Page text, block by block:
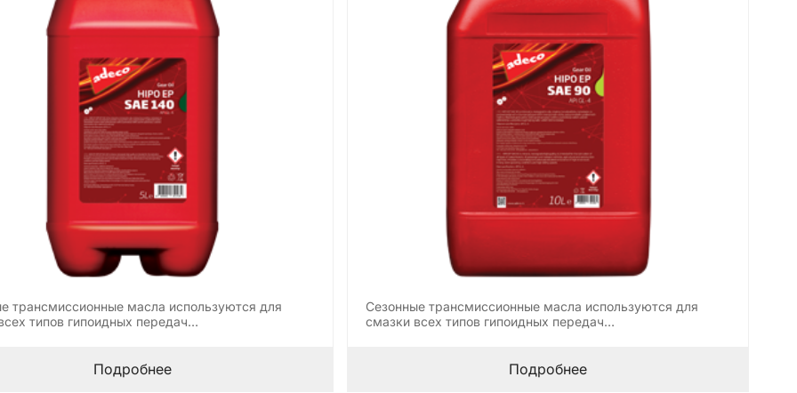
трансмиссионные масла используются для
типов гипоидных передач…
Подробнее
Сезонные трансмиссионные масла используются для
смазки всех типов гипоидных передач…
Подробнее